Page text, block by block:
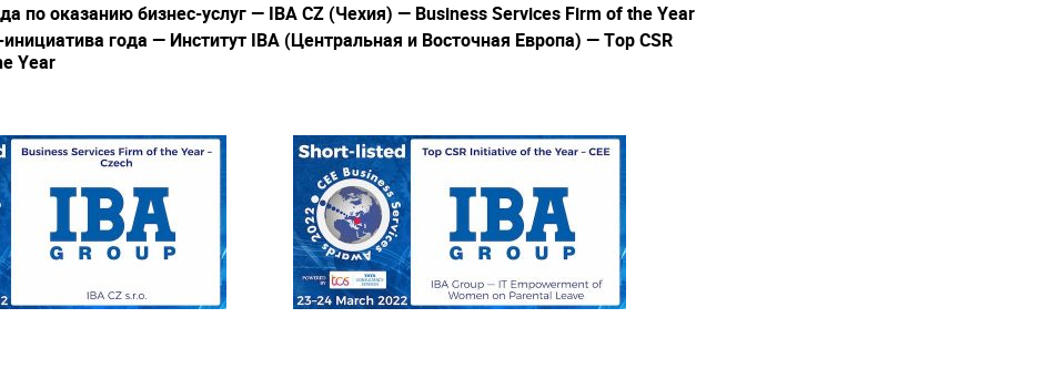
по оказанию бизнес-услуг — IBACZ (Чехия) — Business Services Firm of the Year
года — Институт IBA (Центральная и Восточная Европа) — TopCSR
Year